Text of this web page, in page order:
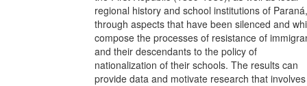
regional history and school institutions of Paraná,
through aspects that have been silenced and
compose the processes of resistance of
and their descendants to the policy of
nationalization of their schools. The results can
provide data and motivate research that involves